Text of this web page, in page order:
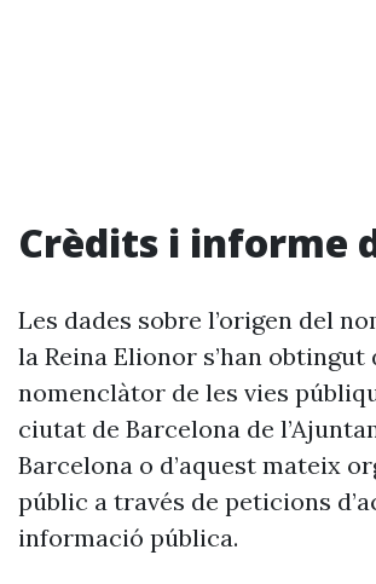
Crèdits i informe
Les dades sobre l’origen del
la Reina Elionor s’han obtingut
nomenclàtor de les vies
ciutat de Barcelona de
Barcelona o d’aquest mateix
públic a través de peticions
informació pública.